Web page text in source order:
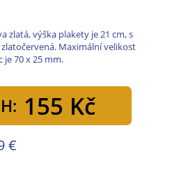
zlatá, výška plakety je 21 cm, s
Maximální velikost
70 x 25 mm.
155 Kč
€